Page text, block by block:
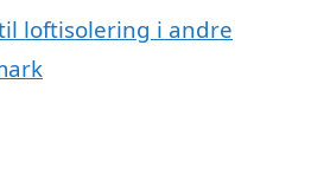
loftisolering i andre